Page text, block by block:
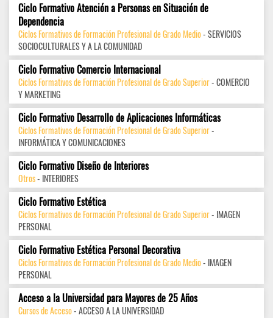
Ciclo Formativo Atención a Personas en Situación de
Dependencia
Ciclos Formativos de Formación Profesional de Grado Medio- SERVICIOS
SOCIOCULTURALES Y A LA COMUNIDAD
Ciclo Formativo Comercio Internacional
Ciclos Formativos de Formación Profesional de Grado Superior- COMERCIO
Y MARKETING
Ciclo Formativo Desarrollo de Aplicaciones Informáticas
Ciclos Formativos de Formación Profesional de Grado Superior-
INFORMÁTICA Y COMUNICACIONES
Ciclo Formativo Diseño de Interiores
Otros- INTERIORES
Ciclo Formativo Estética
Ciclos Formativos de Formación Profesional de Grado Superior- IMAGEN
PERSONAL
Ciclo Formativo Estética Personal Decorativa
Ciclos Formativos de Formación Profesional de Grado Medio- IMAGEN
PERSONAL
Acceso a la Universidad para Mayores de 25 Años
Cursos de Acceso- ACCESO A LA UNIVERSIDAD